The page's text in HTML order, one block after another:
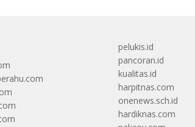
pelukis.id
pancoran.id
kualitas.id
harpitnas.com
onenews.sch.id
hardiknas.com